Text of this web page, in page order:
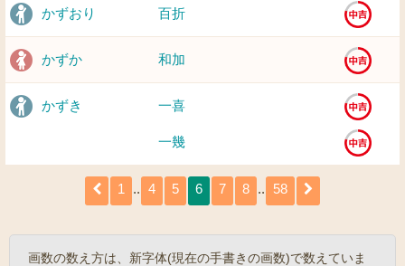
かずおり 百折
かずか 和加
かずき 一喜
一幾
1 .. 4 5 6 7 8 .. 58
画数の数え方は、新字体(現在の手書きの画数)で数えていま